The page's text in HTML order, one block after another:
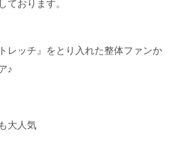
ております。
レッチ』をとり入れた整体ファンか
♪
大人気